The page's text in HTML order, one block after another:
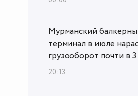
Мурманский
терминал в июле
грузооборот почти в 3
20:13